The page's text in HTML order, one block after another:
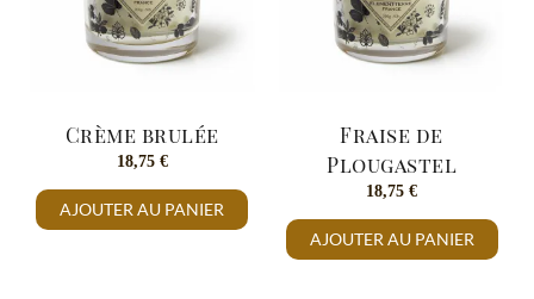
Crème brulée
18,75 €
AJOUTER AU PANIER
Fraise de
Plougastel
18,75€
AJOUTER AU PANIER